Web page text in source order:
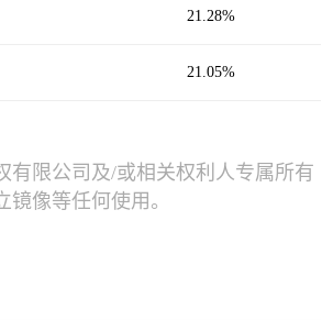
21.28%
21.05%
有限公司及/或相关权利人专属所有
像等任何使用。